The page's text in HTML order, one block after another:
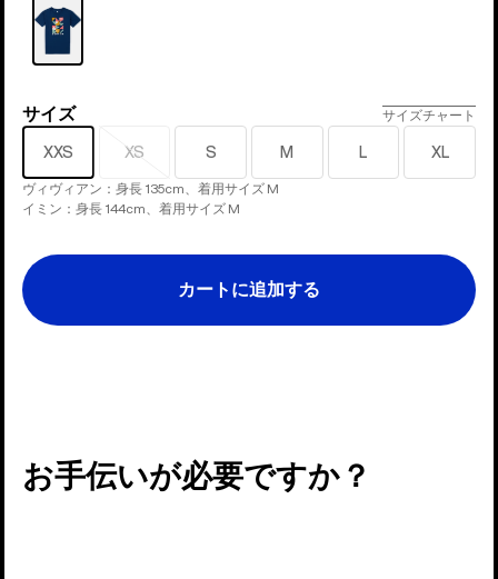
ラ
サ
サイズ サイズチャート
XXS XS
売
り
切
S M L XL
ヴィヴィアン：身長 135cm、着用サイズ M
イミン：身長 144cm、着用サイズ M
カートに追加する
お手伝いが必要ですか？